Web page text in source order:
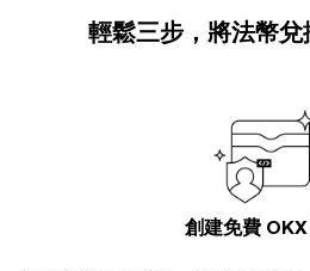
輕鬆三步，將法幣
創建免費